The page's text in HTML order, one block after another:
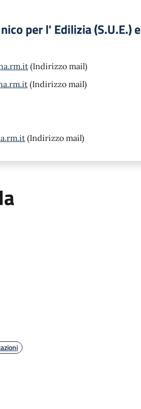
per l' Edilizia (S.U.E.) e
(Indirizzo mail)
(Indirizzo mail)
(Indirizzo mail)